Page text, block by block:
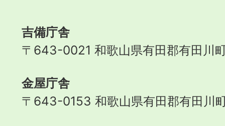
吉備庁舎
〒643-0021 和歌山県有田郡有田川
金屋庁舎
〒643-0153 和歌山県有田郡有田川